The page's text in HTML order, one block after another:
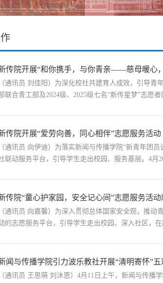
传院开展“和你携手，与你青亲——慈母暖心
（通讯员 刘佳阳）为深化校社共建育人成效，引导
联合青工部及2024级、2025级七名“新传星梦”志愿
传院开展“爱劳向善，同心相伴”志愿服务活动
（通讯员 向伊迪）为落实新闻与传播学院“新青年团
联动服务平台，引导学生走出校园、服务基层。4月
传院“童心护家园，安全记心间”志愿服务活
（通讯员 向嘉馨）为深入贯彻总体国家安全观，推
的志愿服务平台，引导学生走出校园、深入社区，
闻与传播学院引力波乐教社开展“清明寄怀”五
（通讯员 王思萌 刘沐恩）4月11日上午，新闻与传播